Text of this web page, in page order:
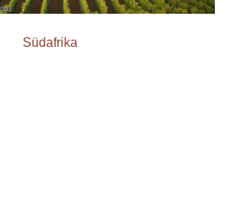
Südafrika